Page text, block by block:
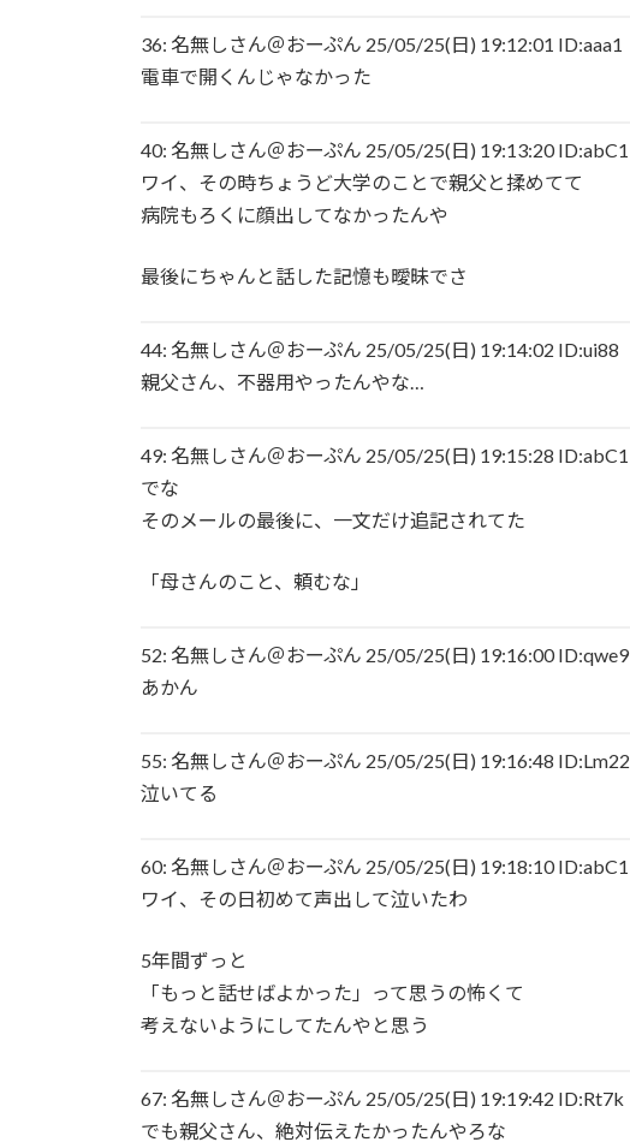
36: 名無しさん＠おーぷん 25/05/25(日) 19:12:01 ID:aaa1
電車で開くんじゃなかった
40: 名無しさん＠おーぷん 25/05/25(日) 19:13:20 ID:abC1
ワイ、その時ちょうど大学のことで親父と揉めてて
病院もろくに顔出してなかったんや
最後にちゃんと話した記憶も曖昧でさ
44: 名無しさん＠おーぷん 25/05/25(日) 19:14:02 ID:ui88
親父さん、不器用やったんやな…
49: 名無しさん＠おーぷん 25/05/25(日) 19:15:28 ID:abC1
でな
そのメールの最後に、一文だけ追記されてた
「母さんのこと、頼むな」
52: 名無しさん＠おーぷん 25/05/25(日) 19:16:00 ID:qwe9
あかん
55: 名無しさん＠おーぷん 25/05/25(日) 19:16:48 ID:Lm22
泣いてる
60: 名無しさん＠おーぷん 25/05/25(日) 19:18:10 ID:abC1
ワイ、その日初めて声出して泣いたわ
5年間ずっと
「もっと話せばよかった」って思うの怖くて
考えないようにしてたんやと思う
67: 名無しさん＠おーぷん 25/05/25(日) 19:19:42 ID:Rt7k
でも親父さん、絶対伝えたかったんやろな